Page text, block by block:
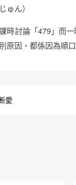
ゅん）
時討論「479」而
原因，都係因為順口
愛